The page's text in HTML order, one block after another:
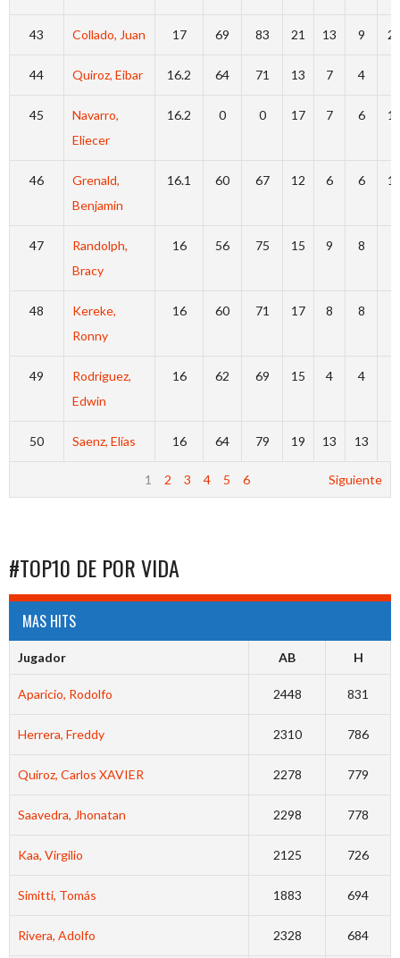
43 Collado, Juan 17 69 83 21 13 9
44 Quiroz, Eibar 16.2 64 71 13 7 4
45
Navarro,
Eliecer
16.2 0 0 17 7 6
46
Grenald,
Benjamin
16.1 60 67 12 6 6
47
Randolph,
Bracy
16 56 75 15 9 8
48
Kereke,
Ronny
16 60 71 17 8 8
49
Rodriguez,
Edwin
16 62 69 15 4 4
50 Saenz, Elías 16 64 79 19 13 13
1 2 3 4 5 6 Siguiente
#TOP10 DE POR VIDA
MAS HITS
Jugador AB H
Aparicio, Rodolfo 2448 831
Herrera, Freddy 2310 786
Quiroz, Carlos XAVIER 2278 779
Saavedra, Jhonatan 2298 778
Kaa, Virgilio 2125 726
Simitti, Tomás 1883 694
Rivera, Adolfo 2328 684